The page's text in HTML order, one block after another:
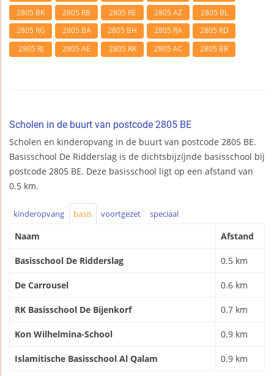
2805 BK
2805 RB 2805 RE 2805 AZ
2805 BL
2805 RG
2805 BA 2805 BH 2805 RA
2805 RD
2805 RJ
2805 AE 2805 RK 2805 AC 2805 BR
Scholen in de buurt van postcode 2805 BE
Scholen en kinderopvang in de buurt van postcode 2805 BE.
Basisschool De Ridderslag is de dichtsbijzijnde basisschool bij
postcode 2805 BE. Deze basisschool ligt op een afstand van
0.5 km.
kinderopvang basis voortgezet speciaal
Naam Afstand
Basisschool De Ridderslag 0.5 km
De Carrousel 0.6 km
RK Basisschool De Bijenkorf 0.7 km
Kon Wilhelmina-School 0.9 km
Islamitische Basisschool Al Qalam 0.9 km